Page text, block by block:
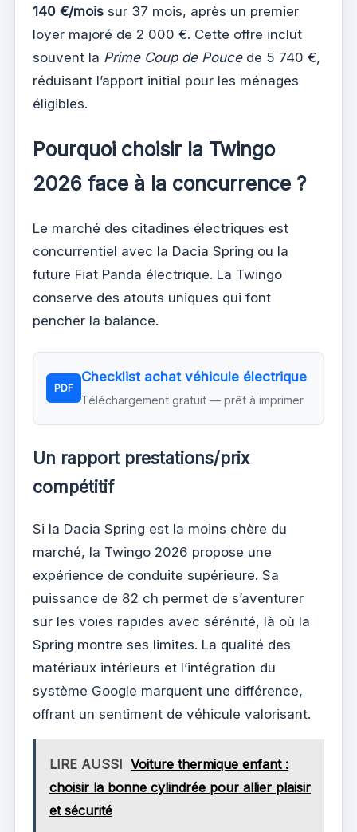
140 €/mois sur 37 mois, après un premier
loyer majoré de 2 000 €. Cette offre inclut
souvent la Prime Coup de Poucede 5 740 €,
réduisant l’apport initial pour les ménages
éligibles.
Pourquoi choisir la Twingo
2026 face à la concurrence ?
Le marché des citadines électriques est
concurrentiel avec la Dacia Spring ou la
future Fiat Panda électrique. La Twingo
conserve des atouts uniques qui font
pencher la balance.
PDF
Checklist achat véhicule électrique
Téléchargement gratuit — prêt à imprimer
Un rapport prestations/prix
compétitif
Si la Dacia Spring est la moins chère du
marché, la Twingo 2026 propose une
expérience de conduite supérieure. Sa
puissance de 82 ch permet de s’aventurer
sur les voies rapides avec sérénité, là où la
Spring montre ses limites. La qualité des
matériaux intérieurs et l’intégration du
système Google marquent une différence,
offrant un sentiment de véhicule valorisant.
LIRE AUSSI Voiture thermique enfant :
choisir la bonne cylindrée pour allier plaisir
et sécurité